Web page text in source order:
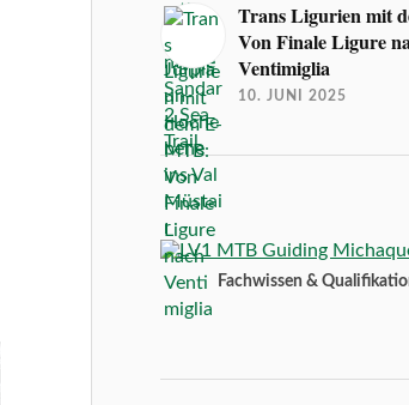
Trans Ligurien mit
Von Finale Ligure
Ventimiglia
10. JUNI 2025
Fachwissen &